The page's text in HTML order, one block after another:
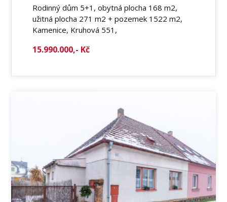
Rodinný dům 5+1, obytná plocha 168 m2,
užitná plocha 271 m2 + pozemek 1522 m2,
Kamenice, Kruhová 551,
15.990.000,- Kč